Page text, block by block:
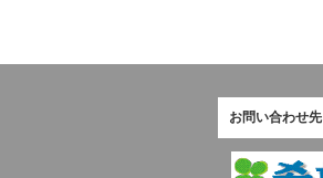
お問い合わせ先